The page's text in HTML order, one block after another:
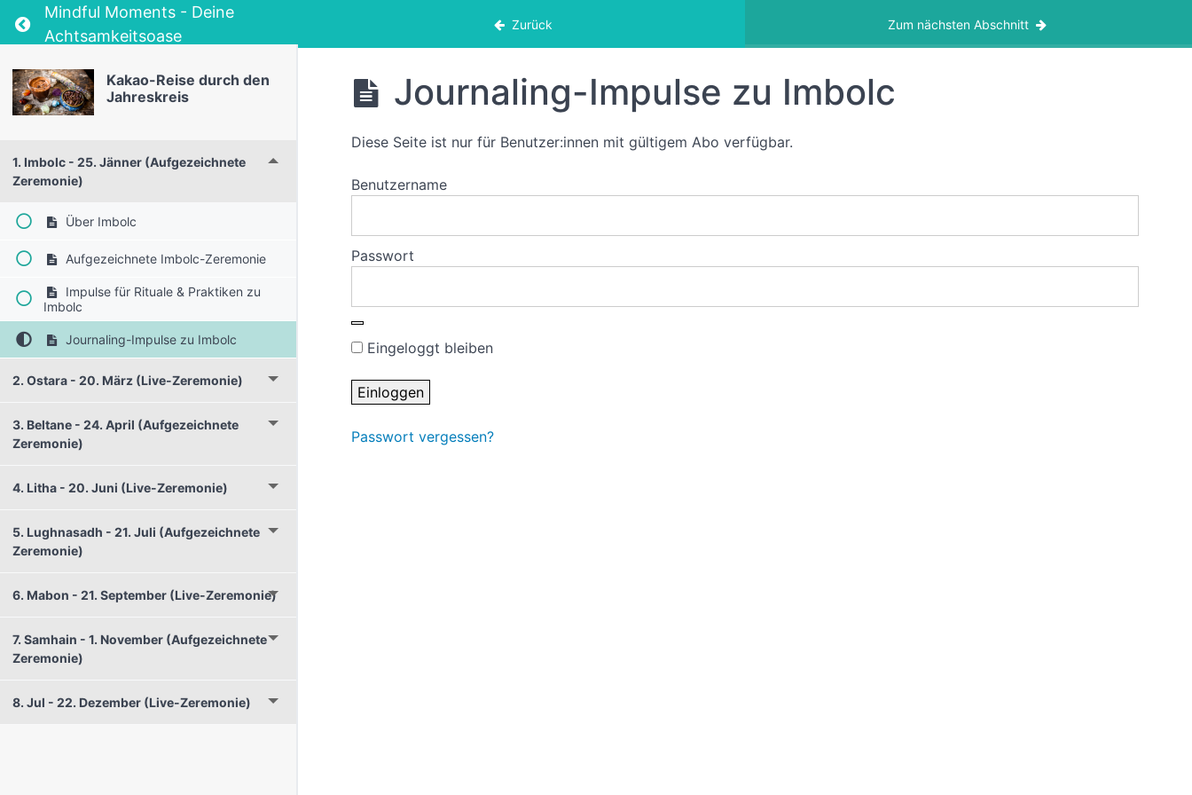
Return to course: Kakao-Reise durch den Jahreskreis
Mindful Moments - Deine
Achtsamkeitsoase
Zurück Zum nächsten Abschnitt
Kakao-Reise durch den
Jahreskreis
1. Imbolc - 25. Jänner (Aufgezeichnete
Zeremonie)
Über Imbolc
Aufgezeichnete Imbolc-Zeremonie
Impulse für Rituale & Praktiken zu
Imbolc
Journaling-Impulse zu Imbolc
2. Ostara - 20. März (Live-Zeremonie)
3. Beltane - 24. April (Aufgezeichnete
Zeremonie)
4. Litha - 20. Juni (Live-Zeremonie)
5. Lughnasadh - 21. Juli (Aufgezeichnete
Zeremonie)
6. Mabon - 21. September (Live-Zeremonie)
7. Samhain - 1. November (Aufgezeichnete
Zeremonie)
8. Jul - 22. Dezember (Live-Zeremonie)
Journaling-Impulse zu Imbolc
Diese Seite ist nur für Benutzer:innen mit gültigem Abo verfügbar.
Benutzername
Passwort
Eingeloggt bleiben
Passwort vergessen?